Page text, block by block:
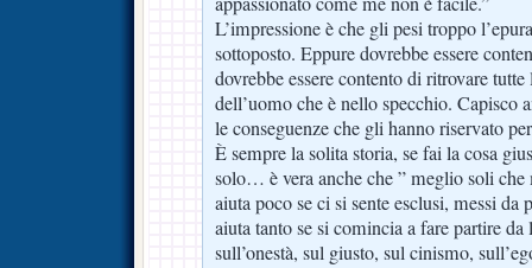
L’impressione è che gli pesi troppo
sottoposto. Eppure dovrebbe essere
dovrebbe essere contento di ritrovare
dell’uomo che è nello specchio. Capisco
le conseguenze che gli hanno riservato
È sempre la solita storia, se fai la cosa
solo… è vera anche che ” meglio soli che
aiuta poco se ci si sente esclusi, messi da
aiuta tanto se si comincia a fare partire
sull’onestà, sul giusto, sul cinismo,